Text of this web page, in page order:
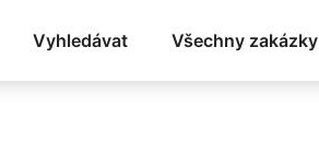
Vyhledávat Všechny zakázky